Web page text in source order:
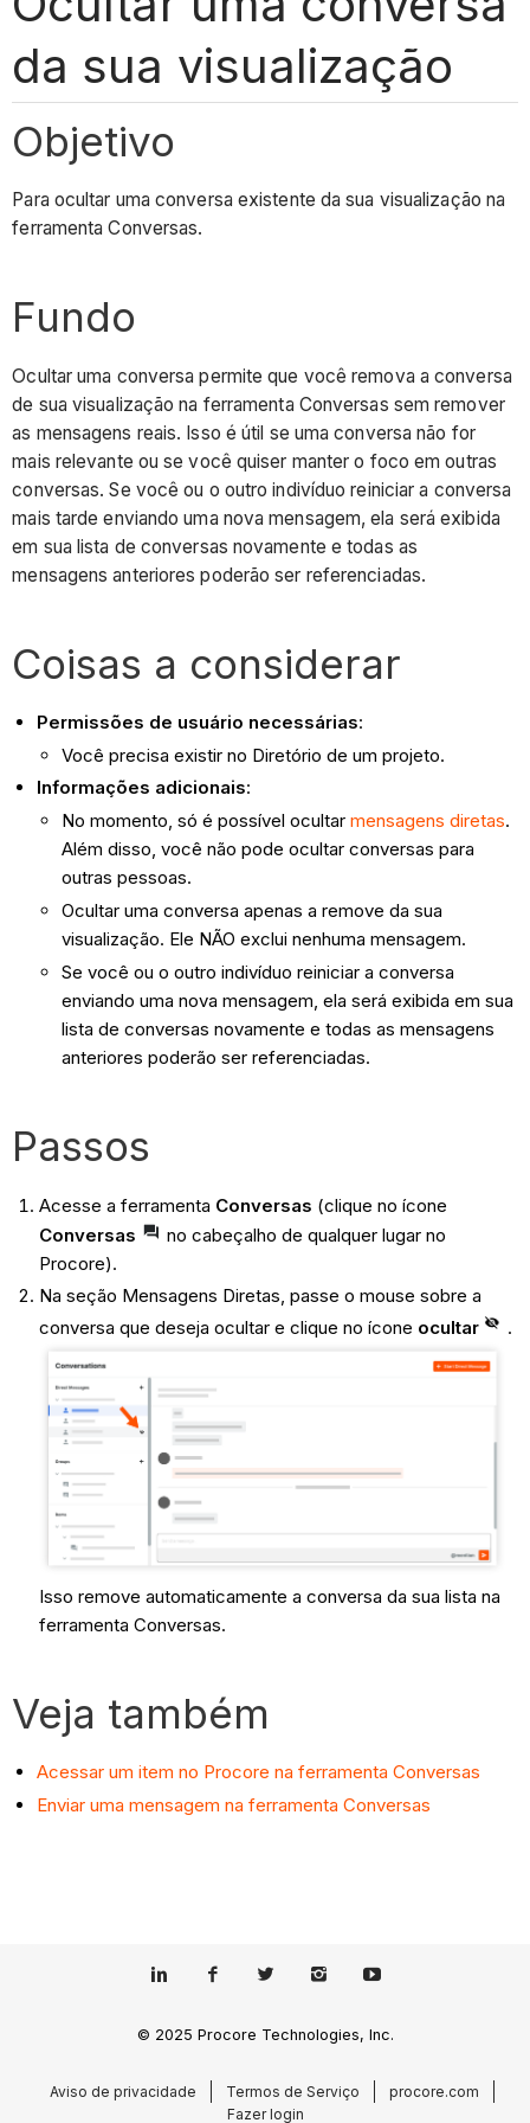
da sua visualização
Objetivo
Para ocultar uma conversa existente da sua visualização na
ferramenta Conversas.
Fundo
Ocultar uma conversa permite que você remova a conversa
de sua visualização na ferramenta Conversas sem remover
as mensagens reais. Isso é útil se uma conversa não for
mais relevante ou se você quiser manter o foco em outras
conversas. Se você ou o outro indivíduo reiniciar a conversa
mais tarde enviando uma nova mensagem, ela será exibida
em sua lista de conversas novamente e todas as
mensagens anteriores poderão ser referenciadas.
Coisas a considerar
Permissões de usuário necessárias:
Você precisa existir no Diretório de um projeto.
Informações adicionais:
No momento, só é possível ocultarmensagens diretas.
Além disso, você não pode ocultar conversas para
outras pessoas.
Ocultar uma conversa apenas a remove da sua
visualização. Ele NÃO exclui nenhuma mensagem.
Se você ou o outro indivíduo reiniciar a conversa
enviando uma nova mensagem, ela será exibida em sua
lista de conversas novamente e todas as mensagens
anteriores poderão ser referenciadas.
Passos
Acesse a ferramenta Conversas (clique no ícone
Conversas
no cabeçalho de qualquer lugar no
Procore).
Na seção Mensagens Diretas, passe o mouse sobre a
conversa que deseja ocultar e clique no ícone ocultar .
Isso remove automaticamente a conversa da sua lista na
ferramenta Conversas.
Veja também
Acessar um item no Procore na ferramenta Conversas
Enviar uma mensagem na ferramenta Conversas
© 2025 Procore Technologies, Inc.
Aviso de privacidade Termos de Serviço
procore.com
Fazer login